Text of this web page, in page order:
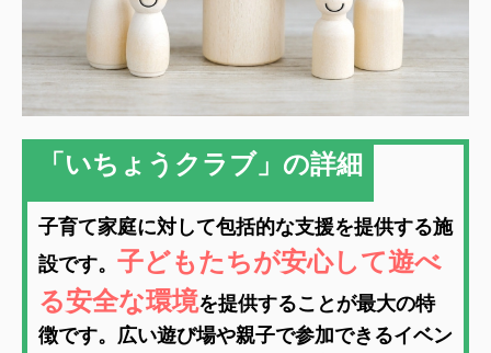
「いちょうクラブ」の詳細
子育て家庭に対して包括的な支援を提供する施
設です。 子どもたちが安心して遊べ
る安全な環境を提供することが最大の特
徴です。広い遊び場や親子で参加できるイベン